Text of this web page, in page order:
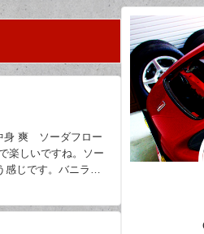
身 爽 ソーダフロー
楽しいですね。ソー
感じです。バニラと